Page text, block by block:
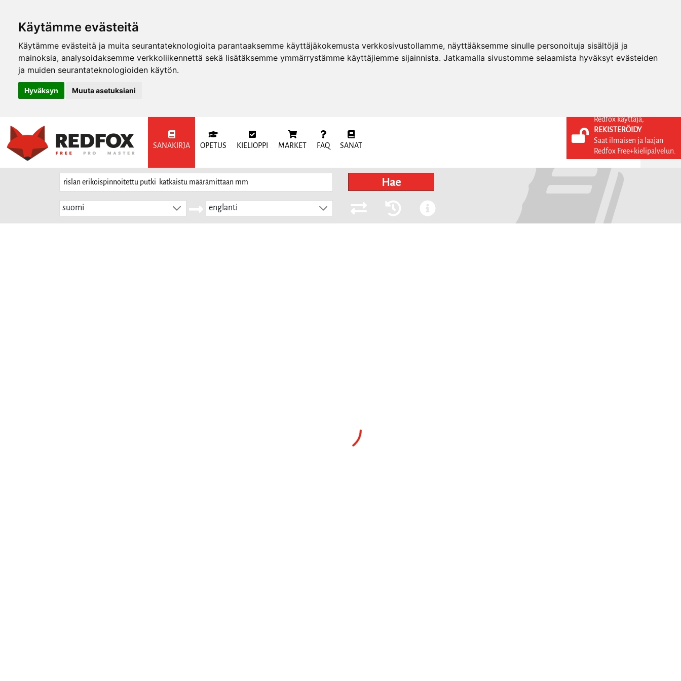
Käytämme evästeitä
Käytämme evästeitä ja muita seurantateknologioita parantaaksemme käyttäjäkokemusta verkkosivustollamme, näyttääksemme sinulle personoituja sisältöjä ja
mainoksia, analysoidaksemme verkkoliikennettä sekä lisätäksemme ymmärrystämme käyttäjiemme sijainnista. Jatkamalla sivustomme selaamista hyväksyt evästeiden
ja muiden seurantateknologioiden käytön.
Hyväksyn Muuta asetuksiani
SANAKIRJA OPETUS KIELIOPPI MARKET FAQ SANAT
KIRJAUDU SISÄÄN
REKISTERÖIDY
Hae
suomi englanti
Redfox käyttäjä,
REKISTERÖIDY
Saat ilmaisen ja laajan
Redfox Free+kielipalvelun.